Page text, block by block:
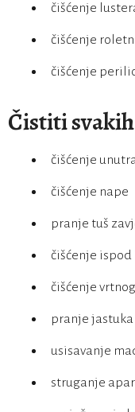
čišćenje
čišćenje
čišćenje
Čistiti
čišćenje
čišćenje nape
pranje tuš
čišćenje
čišćenje
pranje
usisavanje
struganje